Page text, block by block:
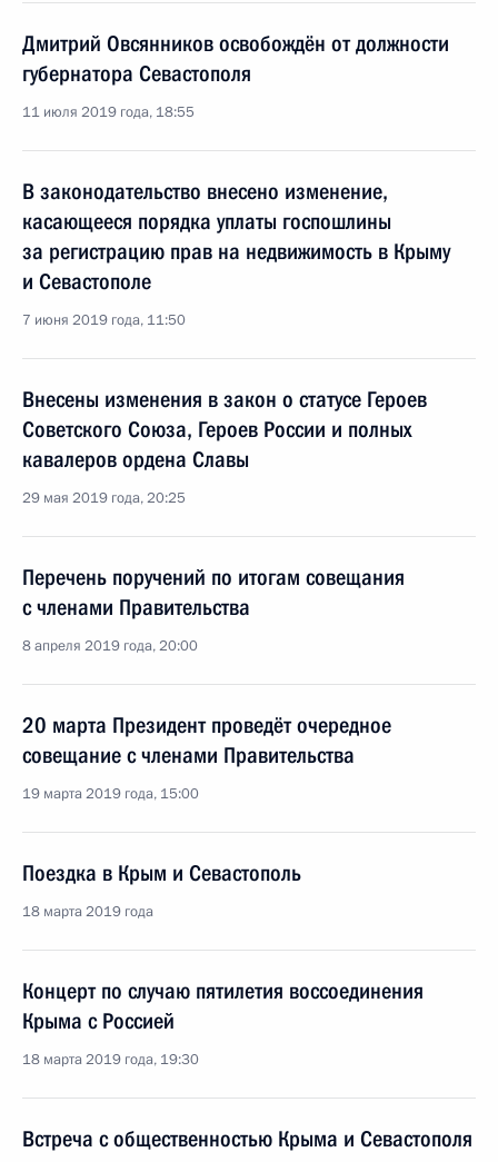
Дмитрий Овсянников освобождён от должности
губернатора Севастополя
11 июля 2019 года, 18:55
В законодательство внесено изменение,
касающееся порядка уплаты госпошлины
за регистрацию прав на недвижимость в Крыму
и Севастополе
7 июня 2019 года, 11:50
Внесены изменения в закон о статусе Героев
Советского Союза, Героев России и полных
кавалеров ордена Славы
29 мая 2019 года, 20:25
Перечень поручений по итогам совещания
с членами Правительства
8 апреля 2019 года, 20:00
20 марта Президент проведёт очередное
совещание с членами Правительства
19 марта 2019 года, 15:00
Поездка в Крым и Севастополь
18 марта 2019 года
Концерт по случаю пятилетия воссоединения
Крыма с Россией
18 марта 2019 года, 19:30
Встреча с общественностью Крыма и Севастополя